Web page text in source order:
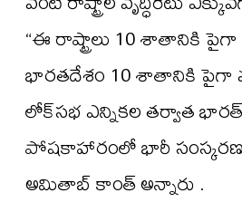
“ఈ రాష్ట్రాలు 10 శాతానికి పైగా
భారతదేశం 10 శాతానికి పైగా
లోక్‌సభ ఎన్నికల తర్వాత
పోషకాహారంలో భారీ
అమితాబ్ కాంత్ అన్నారు .